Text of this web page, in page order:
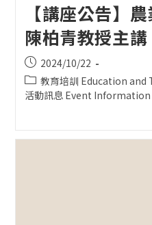
【講座公告】
陳柏青教授主講
Post
published:
2024/10/22
Post
category:
教育培訓 Education and
活動訊息 Event Information